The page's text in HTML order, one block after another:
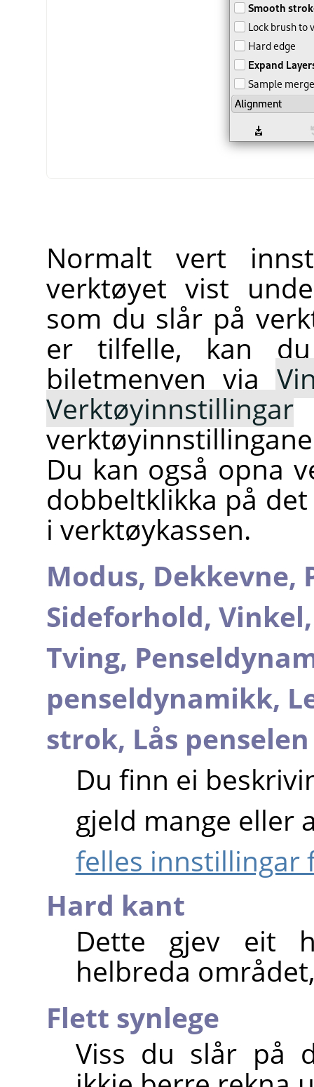
Normalt vert
verktøyet vist
som du slår på
er tilfelle, kan
biletmenyen via
Verktøyinnstillingar
Du kan også opna
dobbeltklikka på
i verktøykassen.
Modus, Dekkevne,
Sideforhold,
Tving,
penseldynamikk,
strok, Lås
Du finn ei
gjeld mange eller
felles innstillingar
Hard kant
Dette gjev eit
helbreda
Flett synlege
Viss du slår på